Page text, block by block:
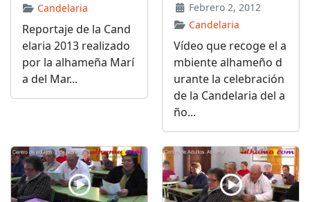
Candelaria
Reportaje de la Cand
elaria 2013 realizado
por la alhameña Marí
a del Mar...
Febrero 2, 2012
Candelaria
Vídeo que recoge el a
mbiente alhameño d
urante la celebración
de la Candelaria del a
ño...